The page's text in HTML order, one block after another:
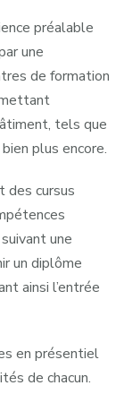
préalable
une
de formation
tels que
plus encore.
des cursus
une
un diplôme
ainsi l’entrée
en présentiel
de chacun.